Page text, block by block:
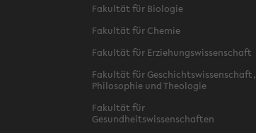
Fakultät für Biologie
Fakultät für Chemie
Fakultät für Erziehungswissenschaft
Fakultät für Geschichtswissenschaft,
Philosophie und Theologie
Fakultät für
Gesundheitswissenschaften